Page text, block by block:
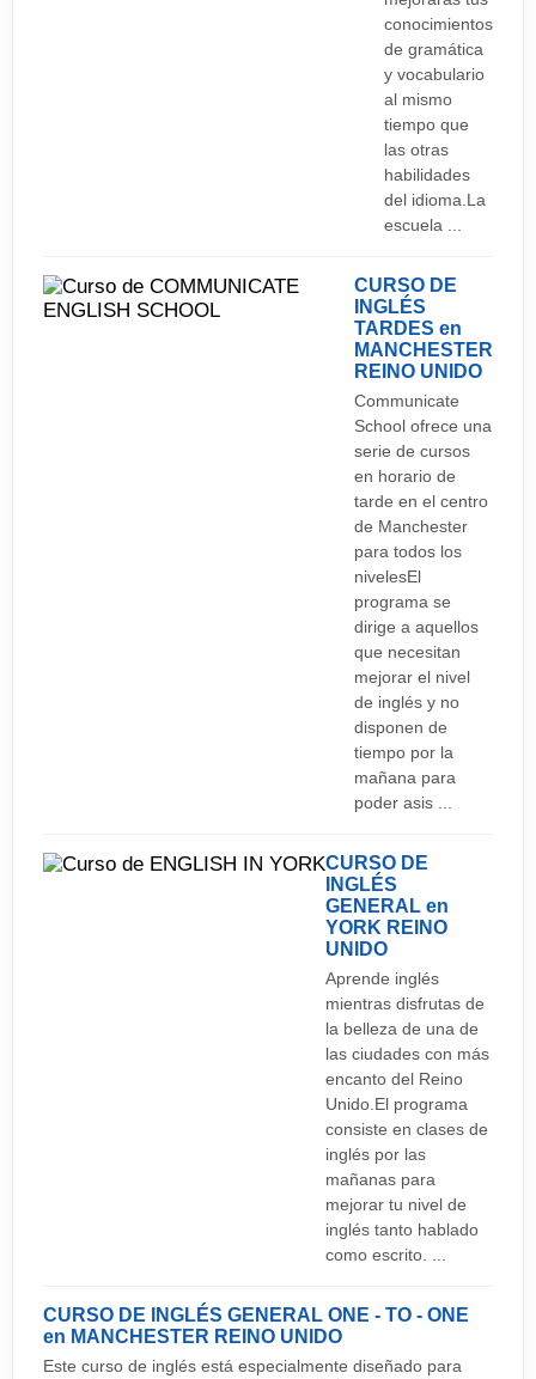
conocimientos
de gramática
y vocabulario
al mismo
tiempo que
las otras
habilidades
del idioma.La
escuela ...
CURSO DE
INGLÉS
TARDES en
MANCHESTER
REINO UNIDO
Communicate
School ofrece una
serie de cursos
en horario de
tarde en el centro
de Manchester
para todos los
nivelesEl
programa se
dirige a aquellos
que necesitan
mejorar el nivel
de inglés y no
disponen de
tiempo por la
mañana para
poder asis ...
CURSO DE
INGLÉS
GENERAL en
YORK REINO
UNIDO
Aprende inglés
mientras disfrutas de
la belleza de una de
las ciudades con más
encanto del Reino
Unido.El programa
consiste en clases de
inglés por las
mañanas para
mejorar tu nivel de
inglés tanto hablado
como escrito. ...
CURSO DE INGLÉS GENERAL ONE - TO - ONE
en MANCHESTER REINO UNIDO
Este curso de inglés está especialmente diseñado para